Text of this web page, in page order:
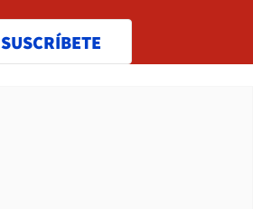
SUSCRÍBETE